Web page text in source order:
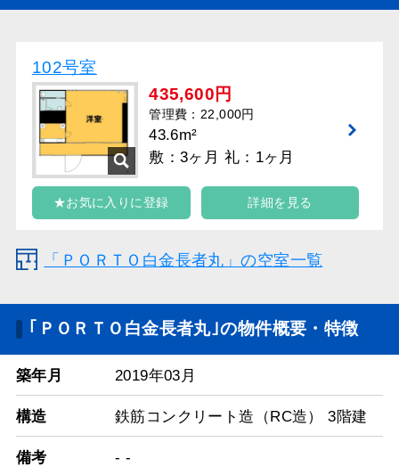
102号室
435,600円
管理費：22,000円
43.6m²
敷：3ヶ月 礼：1ヶ月
★お気に入りに登録 詳細を見る
「ＰＯＲＴＯ白金長者丸」の空室一覧
｢ＰＯＲＴＯ白金長者丸｣の物件概要・特徴
築年月 2019年03月
構造 鉄筋コンクリート造（RC造） 3階建
備考 - -